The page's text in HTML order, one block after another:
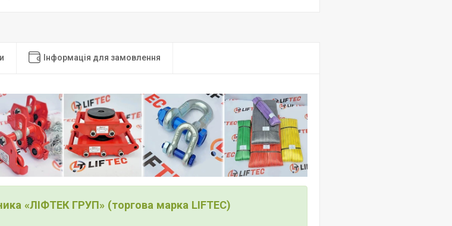
Інформація для замовлення
«ЛІФТЕК ГРУП» (торгова марка LIFTEC)